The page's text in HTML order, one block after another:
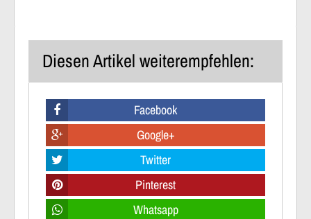
Diesen Artikel weiterempfehlen:
Facebook
Google+
Twitter
Pinterest
Whatsapp